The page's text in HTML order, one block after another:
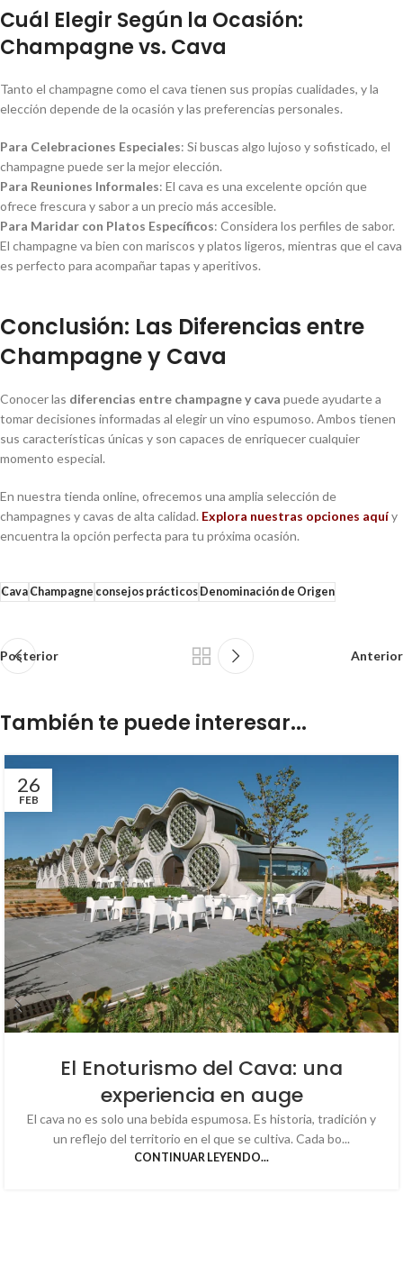
Cuál Elegir Según la Ocasión:
Champagne vs. Cava
Tanto el champagne como el cava tienen sus propias cualidades, y la
elección depende de la ocasión y las preferencias personales.
Para Celebraciones Especiales: Si buscas algo lujoso y sofisticado, el
champagne puede ser la mejor elección.
Para Reuniones Informales: El cava es una excelente opción que
ofrece frescura y sabor a un precio más accesible.
Para Maridar con Platos Específicos: Considera los perfiles de sabor.
El champagne va bien con mariscos y platos ligeros, mientras que el cava
es perfecto para acompañar tapas y aperitivos.
Conclusión: Las Diferencias entre
Champagne y Cava
Conocer las diferencias entre champagne y cava puede ayudarte a
tomar decisiones informadas al elegir un vino espumoso. Ambos tienen
sus características únicas y son capaces de enriquecer cualquier
momento especial.
En nuestra tienda online, ofrecemos una amplia selección de
champagnes y cavas de alta calidad. Explora nuestras opciones aquíy
encuentra la opción perfecta para tu próxima ocasión.
CavaChampagne consejos prácticosDenominación de Origen
Posterior Anterior
También te puede interesar...
26
FEB
El Enoturismo del Cava: una
experiencia en auge
El cava no es solo una bebida espumosa. Es historia, tradición y
un reflejo del territorio en el que se cultiva. Cada bo...
CONTINUAR LEYENDO...